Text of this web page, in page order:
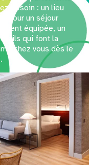
besoin : un lieu
pour un séjour
équipée, un
qui font la
chez vous dès le